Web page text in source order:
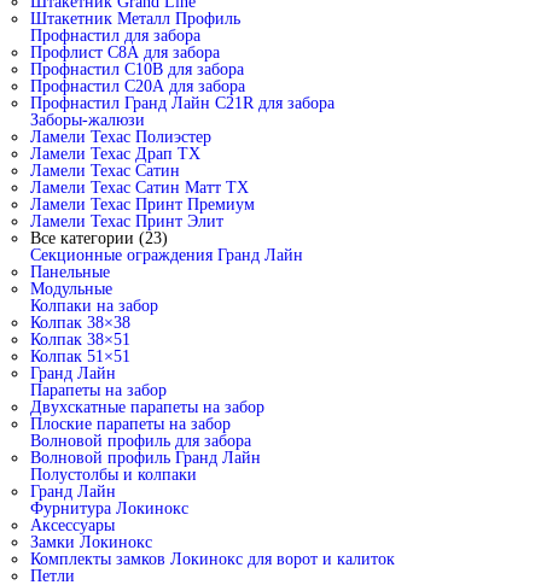
Штакетник Металл Профиль
Профнастил для забора
Профлист С8А для забора
Профнастил С10В для забора
Профнастил С20А для забора
Профнастил Гранд Лайн С21R для забора
Заборы-жалюзи
Ламели Техас Полиэстер
Ламели Техас Драп ТХ
Ламели Техас Сатин
Ламели Техас Сатин Матт ТХ
Ламели Техас Принт Премиум
Ламели Техас Принт Элит
Все категории (23)
Секционные ограждения Гранд Лайн
Панельные
Модульные
Колпаки на забор
Колпак 38×38
Колпак 38×51
Колпак 51×51
Гранд Лайн
Парапеты на забор
Двухскатные парапеты на забор
Плоские парапеты на забор
Волновой профиль для забора
Волновой профиль Гранд Лайн
Полустолбы и колпаки
Гранд Лайн
Фурнитура Локинокс
Аксессуары
Замки Локинокс
Комплекты замков Локинокс для ворот и калиток
Петли